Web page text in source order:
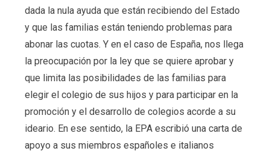
dada la nula ayuda que están recibiendo del Estado
y que las familias están teniendo problemas para
abonar las cuotas. Y en el caso de España, nos llega
la preocupación por la ley que se quiere aprobar y
que limita las posibilidades de las familias para
elegir el colegio de sus hijos y para participar en la
promoción y el desarrollo de colegios acorde a su
ideario. En ese sentido, la EPA escribió una carta de
apoyo a sus miembros españoles e italianos